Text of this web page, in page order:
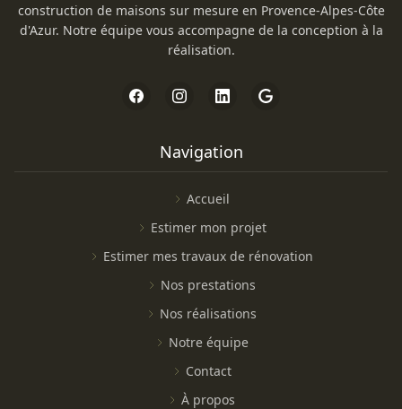
construction de maisons sur mesure en Provence-Alpes-Côte
d'Azur. Notre équipe vous accompagne de la conception à la
réalisation.
Navigation
Accueil
Estimer mon projet
Estimer mes travaux de rénovation
Nos prestations
Nos réalisations
Notre équipe
Contact
À propos